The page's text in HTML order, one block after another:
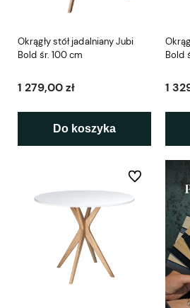
Okrągły stół jadalniany Jubi
Bold śr. 100 cm
1 279,00 zł
Do koszyka
Bold
1
Do ulubionych